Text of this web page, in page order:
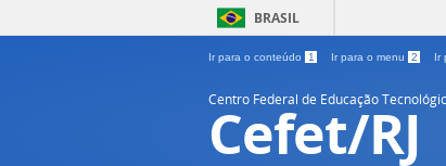
BRASIL
Ir para o conteúdo 1 Ir para o menu 2 Ir
Centro Federal de Educação
Cefet/RJ